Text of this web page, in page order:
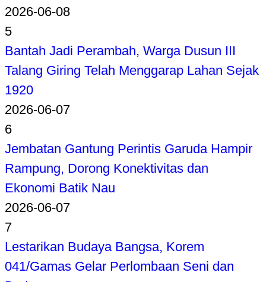
2026-06-08
5
Bantah Jadi Perambah, Warga Dusun III
Talang Giring Telah Menggarap Lahan Sejak
1920
2026-06-07
6
Jembatan Gantung Perintis Garuda Hampir
Rampung, Dorong Konektivitas dan
Ekonomi Batik Nau
2026-06-07
7
Lestarikan Budaya Bangsa, Korem
041/Gamas Gelar Perlombaan Seni dan